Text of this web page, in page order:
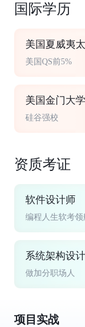
国际学历
美国QS前5%
美国金门大学
硅谷强校
资质考证
软件设计师
编程人生软考领
系统架构设
做加分职场人
项目实战